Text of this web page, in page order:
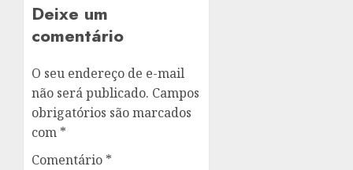
Deixe um
comentário
O seu endereço de e-mail
não será publicado. Campos
obrigatórios são marcados
com *
Comentário *